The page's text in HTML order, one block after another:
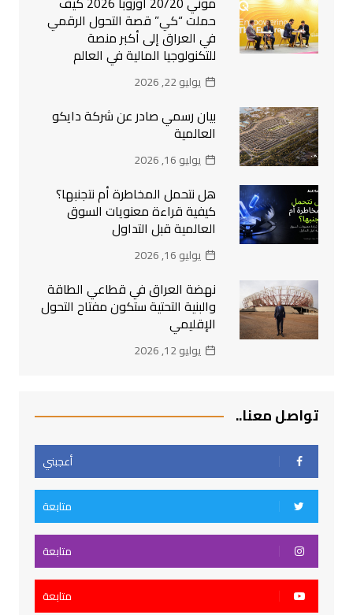
حملت “كي” قصة التحول الرقمي
في العراق إلى أكبر منصة
للتكنولوجيا المالية في العالم
يوليو 22, 2026
بيان رسمي صادر عن شركة دايكو
العالمية
يوليو 16, 2026
هل نتحمل المخاطرة أم نتجنبها؟
كيفية قراءة معنويات السوق
العالمية قبل التداول
يوليو 16, 2026
نهضة العراق في قطاعي الطاقة
والبنية التحتية ستكون مفتاح التحول
الإقليمي
يوليو 12, 2026
تواصل معنا..
أعجبني
متابعة
متابعة
متابعة